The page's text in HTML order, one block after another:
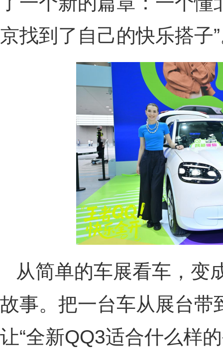
京找到了自己的快乐搭子
从简单的车展看车，变
故事。把一台车从展台带
让“全新QQ3适合什么样